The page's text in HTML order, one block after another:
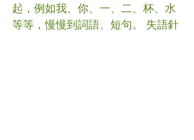
起，例如我、你、一、二、杯、水
等等，慢慢到詞語、短句。 失語針